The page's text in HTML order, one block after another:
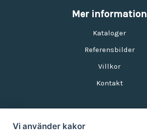
Mer information
Kataloger
Referensbilder
Villkor
Kontakt
Vi använder kakor